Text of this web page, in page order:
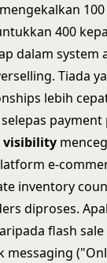
400
dalam system
Tiada
lebih
payment
visibility
e-
inventory
diproses.
flash